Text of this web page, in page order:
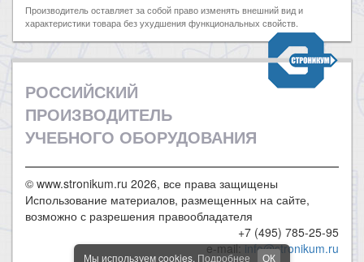
Производитель оставляет за собой право изменять внешний вид и
характеристики товара без ухудшения функциональных свойств.
РОССИЙСКИЙ
ПРОИЗВОДИТЕЛЬ
УЧЕБНОГО ОБОРУДОВАНИЯ
© www.stronikum.ru 2026, все права защищены
Использование материалов, размещенных на сайте,
возможно с разрешения правообладателя
+7 (495) 785-25-95
e-mail:info@stronikum.ru
Мы используем cookies. Подробнее ОК